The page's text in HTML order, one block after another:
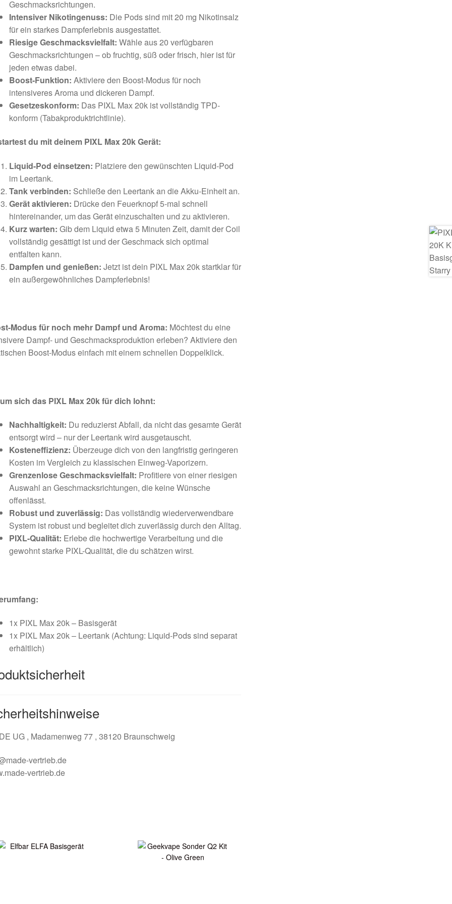
Geschmacksrichtungen.
Intensiver Nikotingenuss: Die Pods sind mit 20 mg Nikotinsalz
für ein starkes Dampferlebnis ausgestattet.
Riesige Geschmacksvielfalt: Wähle aus 20 verfügbaren
Geschmacksrichtungen – ob fruchtig, süß oder frisch, hier ist für
jeden etwas dabei.
Boost-Funktion: Aktiviere den Boost-Modus für noch
intensiveres Aroma und dickeren Dampf.
Gesetzeskonform: Das PIXL Max 20k ist vollständig TPD-
konform (Tabakproduktrichtlinie).
du mit deinem PIXL Max 20k Gerät:
Liquid-Pod einsetzen: Platziere den gewünschten Liquid-Pod
im Leertank.
Tank verbinden: Schließe den Leertank an die Akku-Einheit an.
Gerät aktivieren: Drücke den Feuerknopf 5-mal schnell
hintereinander, um das Gerät einzuschalten und zu aktivieren.
Kurz warten: Gib dem Liquid etwa 5 Minuten Zeit, damit der Coil
vollständig gesättigt ist und der Geschmack sich optimal
entfalten kann.
Dampfen und genießen: Jetzt ist dein PIXL Max 20k startklar für
ein außergewöhnliches Dampferlebnis!
Modus für noch mehr Dampf und Aroma: Möchtest du eine
Dampf- und Geschmacksproduktion erleben? Aktiviere den
Boost-Modus einfach mit einem schnellen Doppelklick.
sich das PIXL Max 20k für dich lohnt:
Nachhaltigkeit: Du reduzierst Abfall, da nicht das gesamte Gerät
entsorgt wird – nur der Leertank wird ausgetauscht.
Kosteneffizienz: Überzeuge dich von den langfristig geringeren
Kosten im Vergleich zu klassischen Einweg-Vaporizern.
Grenzenlose Geschmacksvielfalt: Profitiere von einer riesigen
Auswahl an Geschmacksrichtungen, die keine Wünsche
offenlässt.
Robust und zuverlässig: Das vollständig wiederverwendbare
System ist robust und begleitet dich zuverlässig durch den Alltag.
PIXL-Qualität: Erlebe die hochwertige Verarbeitung und die
gewohnt starke PIXL-Qualität, die du schätzen wirst.
1x PIXL Max 20k – Basisgerät
1x PIXL Max 20k – Leertank (Achtung: Liquid-Pods sind separat
erhältlich)
UG , Madamenweg 77 , 38120 Braunschweig
vertrieb.de
vertrieb.de